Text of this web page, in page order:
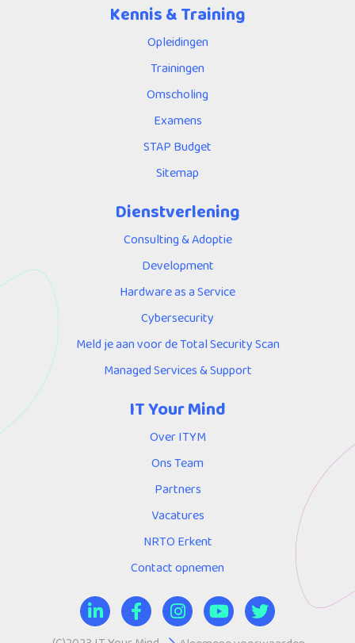
Kennis & Training
Opleidingen
Trainingen
Omscholing
Examens
STAP Budget
Sitemap
Dienstverlening
Consulting & Adoptie
Development
Hardware as a Service
Cybersecurity
Meld je aan voor de Total Security Scan
Managed Services & Support
IT Your Mind
Over ITYM
Ons Team
Partners
Vacatures
NRTO Erkent
Contact opnemen